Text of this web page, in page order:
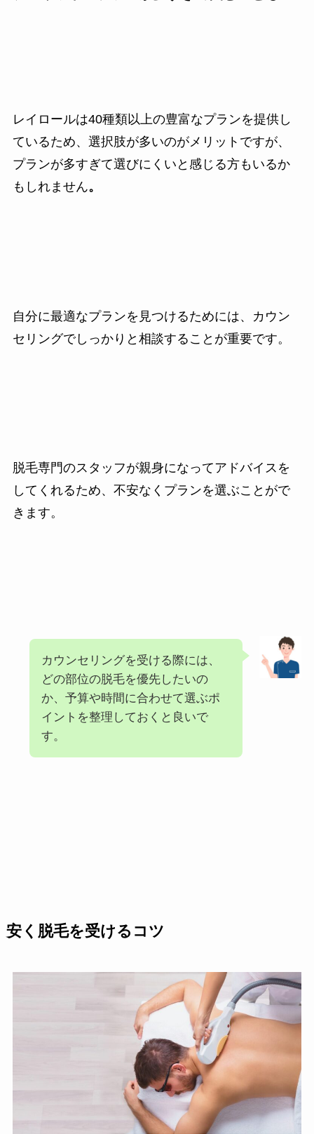
レイロールは40種類以上の豊富なプランを提供し
ているため、選択肢が多いのがメリットですが、
プランが多すぎて選びにくいと感じる方もいるか
もしれません。
自分に最適なプランを見つけるためには、カウン
セリングでしっかりと相談することが重要です。
脱毛専門のスタッフが親身になってアドバイスを
してくれるため、不安なくプランを選ぶことがで
きます。
カウンセリングを受ける際には、
どの部位の脱毛を優先したいの
か、予算や時間に合わせて選ぶポ
イントを整理しておくと良いで
す。
安く脱毛を受けるコツ